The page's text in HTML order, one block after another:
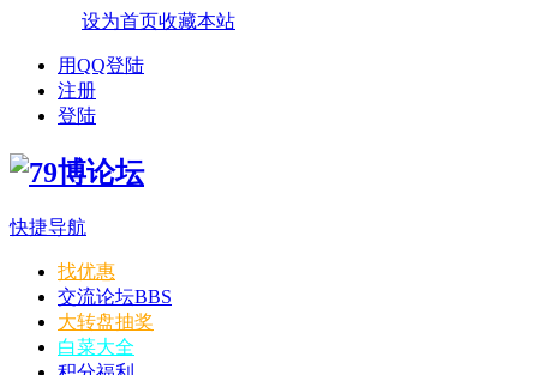
设为首页收藏本站
用QQ登陆
注册
登陆
快捷导航
找优惠
交流论坛BBS
大转盘抽奖
白菜大全